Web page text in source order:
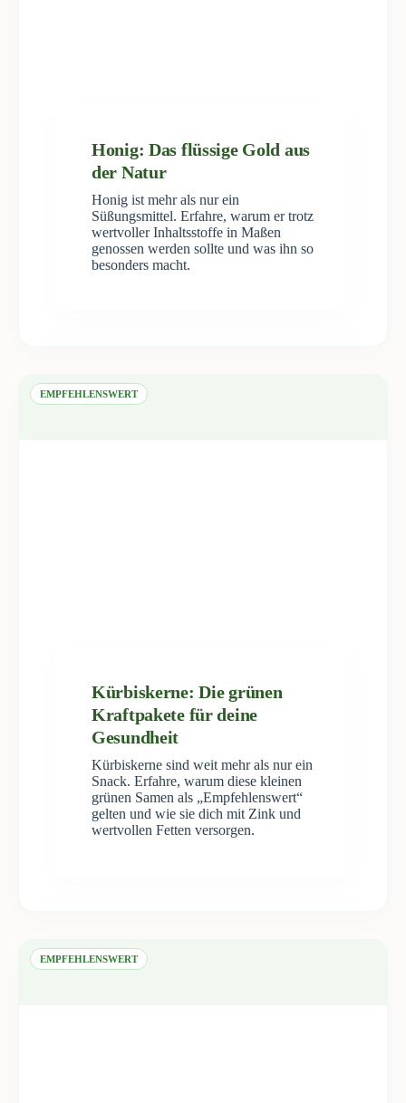
Honig: Das flüssige Gold aus
der Natur
Honig ist mehr als nur ein
Süßungsmittel. Erfahre, warum er trotz
wertvoller Inhaltsstoffe in Maßen
genossen werden sollte und was ihn so
besonders macht.
EMPFEHLENSWERT
Kürbiskerne: Die grünen
Kraftpakete für deine
Gesundheit
Kürbiskerne sind weit mehr als nur ein
Snack. Erfahre, warum diese kleinen
grünen Samen als „Empfehlenswert“
gelten und wie sie dich mit Zink und
wertvollen Fetten versorgen.
EMPFEHLENSWERT